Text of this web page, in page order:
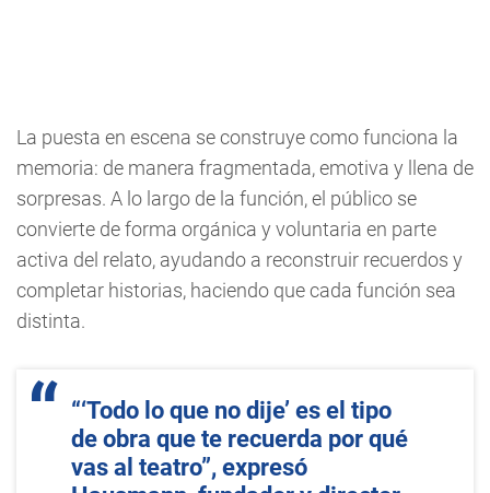
La puesta en escena se construye como funciona la
memoria: de manera fragmentada, emotiva y llena de
sorpresas. A lo largo de la función, el público se
convierte de forma orgánica y voluntaria en parte
activa del relato, ayudando a reconstruir recuerdos y
completar historias, haciendo que cada función sea
distinta.
“‘Todo lo que no dije’ es el tipo
de obra que te recuerda por qué
vas al teatro”, expresó